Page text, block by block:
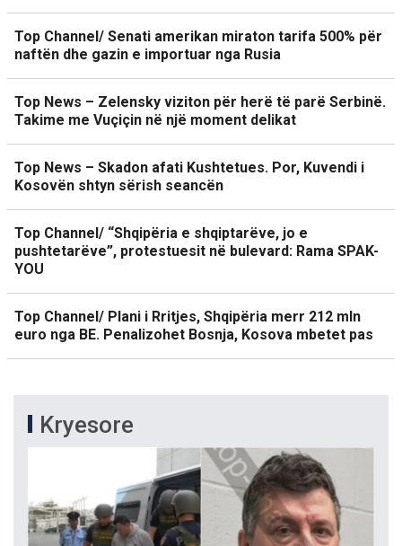
Top Channel/ Senati amerikan miraton tarifa 500% për
naftën dhe gazin e importuar nga Rusia
Top News – Zelensky viziton për herë të parë Serbinë.
Takime me Vuçiçin në një moment delikat
Top News – Skadon afati Kushtetues. Por, Kuvendi i
Kosovën shtyn sërish seancën
Top Channel/ “Shqipëria e shqiptarëve, jo e
pushtetarëve”, protestuesit në bulevard: Rama SPAK-
YOU
Top Channel/ Plani i Rritjes, Shqipëria merr 212 mln
euro nga BE. Penalizohet Bosnja, Kosova mbetet pas
Kryesore